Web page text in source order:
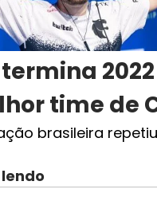
termina
time de
brasileira